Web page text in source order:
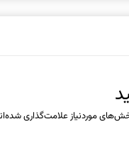
موردنیاز علامت‌گذاری